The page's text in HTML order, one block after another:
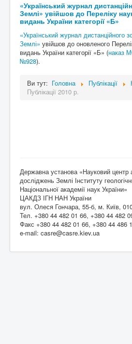
«Український журнал
Землі» увійшов до Переліку
видань України категорії «Б»
«Український журнал дистанційного
Землі» увійшов до оновленого
видань України категорії «Б» (наказ
№928).
Ви тут: Головна Публікації
Публікації 2010 р.
Державна установа «Науковий центр
досліджень Землі Інституту
Національної академії наук України»
ЦАКДЗ ІГН НАН України
вул. Олеся Гончара, 55-б, м. Київ,
Тел. +380 44 482 01 66, +380 44 482
Факс +380 44 482 01 66, +380 44 486
e-mail: casre@casre.kiev.ua